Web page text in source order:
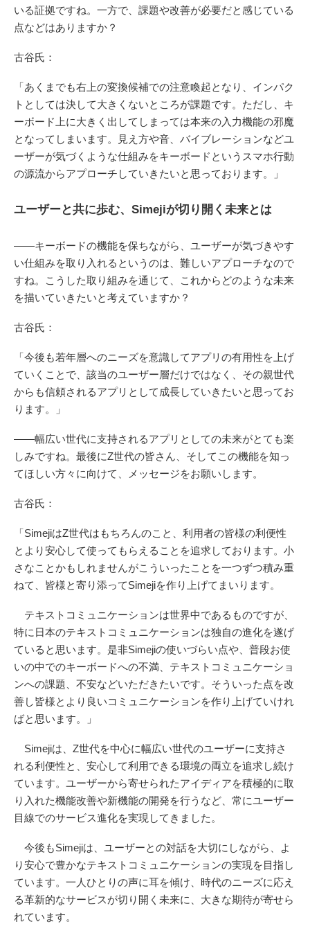
いる証拠ですね。一方で、課題や改善が必要だと感じている
点などはありますか？
古谷氏：
「あくまでも右上の変換候補での注意喚起となり、インパク
トとしては決して大きくないところが課題です。ただし、キ
ーボード上に大きく出してしまっては本来の入力機能の邪魔
となってしまいます。見え方や音、バイブレーションなどユ
ーザーが気づくような仕組みをキーボードというスマホ行動
の源流からアプローチしていきたいと思っております。」
ユーザーと共に歩む、Simejiが切り開く未来とは
――キーボードの機能を保ちながら、ユーザーが気づきやす
い仕組みを取り入れるというのは、難しいアプローチなので
すね。こうした取り組みを通じて、これからどのような未来
を描いていきたいと考えていますか？
古谷氏：
「今後も若年層へのニーズを意識してアプリの有用性を上げ
ていくことで、該当のユーザー層だけではなく、その親世代
からも信頼されるアプリとして成長していきたいと思ってお
ります。」
――幅広い世代に支持されるアプリとしての未来がとても楽
しみですね。最後にZ世代の皆さん、そしてこの機能を知っ
てほしい方々に向けて、メッセージをお願いします。
古谷氏：
「SimejiはZ世代はもちろんのこと、利用者の皆様の利便性
とより安心して使ってもらえることを追求しております。小
さなことかもしれませんがこういったことを一つずつ積み重
ねて、皆様と寄り添ってSimejiを作り上げてまいります。
テキストコミュニケーションは世界中であるものですが、
特に日本のテキストコミュニケーションは独自の進化を遂げ
ていると思います。是非Simejiの使いづらい点や、普段お使
いの中でのキーボードへの不満、テキストコミュニケーショ
ンへの課題、不安などいただきたいです。そういった点を改
善し皆様とより良いコミュニケーションを作り上げていけれ
ばと思います。」
Simejiは、Z世代を中心に幅広い世代のユーザーに支持さ
れる利便性と、安心して利用できる環境の両立を追求し続け
ています。ユーザーから寄せられたアイディアを積極的に取
り入れた機能改善や新機能の開発を行うなど、常にユーザー
目線でのサービス進化を実現してきました。
今後もSimejiは、ユーザーとの対話を大切にしながら、よ
り安心で豊かなテキストコミュニケーションの実現を目指し
ています。一人ひとりの声に耳を傾け、時代のニーズに応え
る革新的なサービスが切り開く未来に、大きな期待が寄せら
れています。